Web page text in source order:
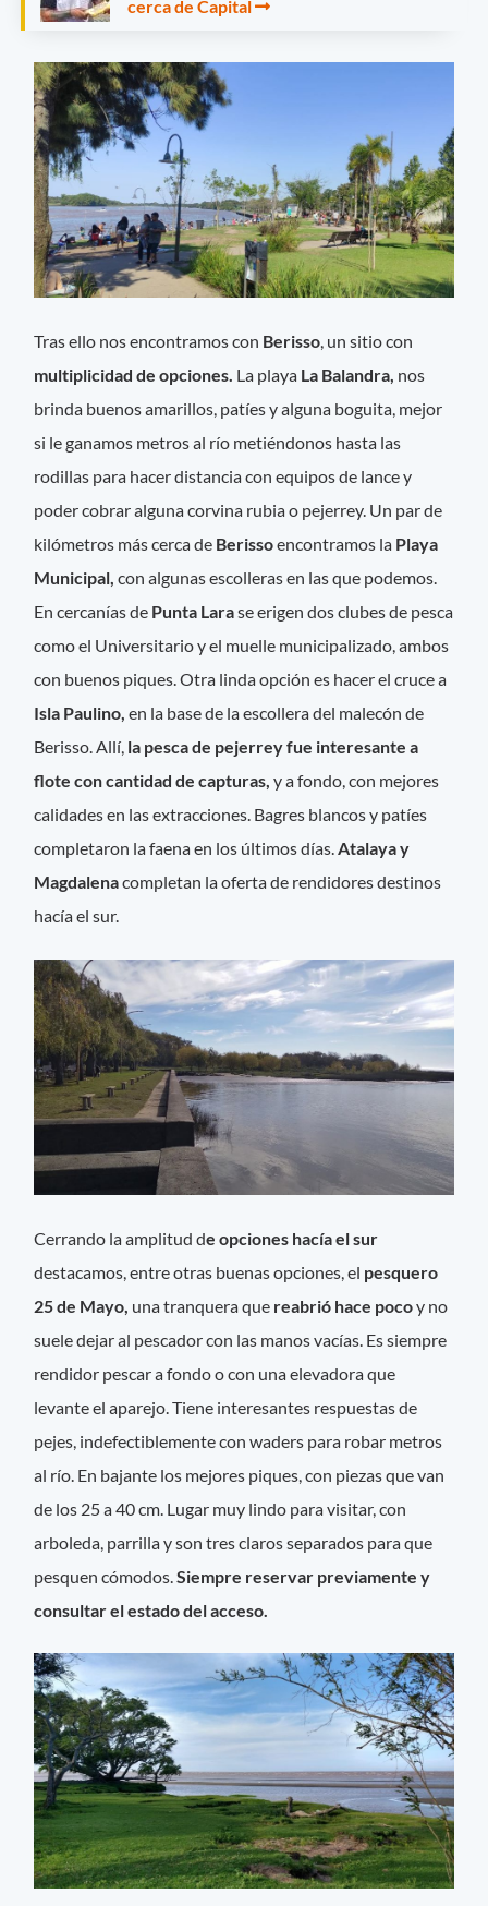
cerca de Capital
Tras ello nos encontramos con Berisso, un sitio con
multiplicidad de opciones. La playa La Balandra, nos
brinda buenos amarillos, patíes y alguna boguita, mejor
si le ganamos metros al río metiéndonos hasta las
rodillas para hacer distancia con equipos de lance y
poder cobrar alguna corvina rubia o pejerrey. Un par de
kilómetros más cerca de Berissoencontramos la Playa
Municipal,con algunas escolleras en las que podemos.
En cercanías de Punta Larase erigen dos clubes de pesca
como el Universitario y el muelle municipalizado, ambos
con buenos piques. Otra linda opción es hacer el cruce a
Isla Paulino, en la base de la escollera del malecón de
Berisso. Allí, la pesca de pejerrey fue interesante a
flote con cantidad de capturas,y a fondo, con mejores
calidades en las extracciones. Bagres blancos y patíes
completaron la faena en los últimos días.Atalaya y
Magdalenacompletan la oferta de rendidores destinos
hacía el sur.
Cerrando la amplitud de opciones hacía el sur
destacamos, entre otras buenas opciones, el pesquero
25 de Mayo, una tranquera que reabrió hace pocoy no
suele dejar al pescador con las manos vacías. Es siempre
rendidor pescar a fondo o con una elevadora que
levante el aparejo. Tiene interesantes respuestas de
pejes, indefectiblemente con waders para robar metros
al río. En bajante los mejores piques, con piezas que van
de los 25 a 40 cm. Lugar muy lindo para visitar, con
arboleda, parrilla y son tres claros separados para que
pesquen cómodos.Siempre reservar previamente y
consultar el estado del acceso.